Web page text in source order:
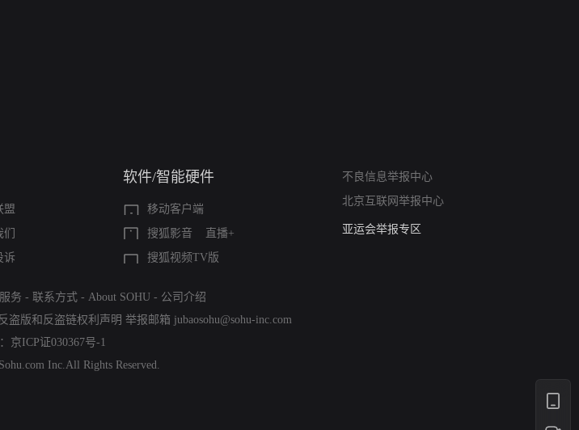
盟
诉
软件/智能硬件
移动客户端
搜狐影音
直播+
搜狐视频TV版
不良信息举报中心
北京互联网举报中心
算法推荐专项举报
亚运会举报专区
务 - 联系方式 - About SOHU - 公司介绍
盗版和反盗链权利声明 举报邮箱 jubaosohu@sohu-inc.com
京ICP证030367号-1
Inc.All Rights Reserved.